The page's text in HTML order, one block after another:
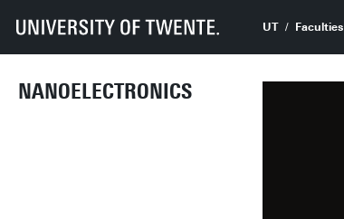
NANOELECTRONICS
UT Faculties